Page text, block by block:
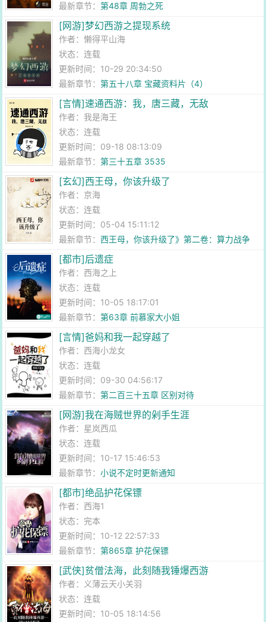
最新章节：第48章 周勃之死
[网游]梦幻西游之提现系统
作者：懒得平山海
状态：连载
更新时间：10-29 20:34:50
最新章节：第五十八章 宝藏资料片（4）
[言情]速通西游：我，唐三藏，无敌
作者：我是海王
状态：连载
更新时间：09-18 08:13:09
最新章节：第三十五章 3535
[玄幻]西王母，你该升级了
作者： 京海
状态：连载
更新时间：05-04 15:11:12
最新章节：西王母，你该升级了》第二卷：算力战争
[都市]后遗症
作者： 西海之上
状态：连载
更新时间：10-05 18:17:01
最新章节：第63章 前慕家大小姐
[言情]爸妈和我一起穿越了
作者： 西海小龙女
状态：连载
更新时间：09-30 04:56:17
最新章节：第二百三十五章 区别对待
[网游]我在海贼世界的剁手生涯
作者： 星岚西瓜
状态：连载
更新时间：10-17 15:46:53
最新章节：小说不定时更新通知
[都市]绝品护花保镖
作者： 西海1
状态：完本
更新时间：10-12 22:57:33
最新章节：第865章 护花保镖
[武侠]贫僧法海，此刻随我锤爆西游
作者： 义薄云天小关羽
状态：连载
更新时间：10-05 18:14:56